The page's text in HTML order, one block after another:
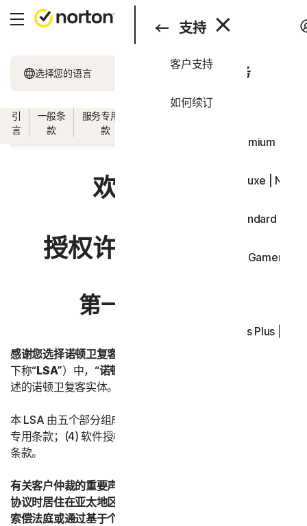
搜索
产品与服务
产品与服务
所有产品和服务
一体化套餐
Norton 360 Premium |
Norton 360 Deluxe |
Norton 360 Standard |
Norton 360 for Gamers |
Norton Antivirus Plus |
支持
客户支持
如何续订
选择您的语言
引
言
一般条
款
服务专用条
款
欢迎使用！
授权许可和服务协议
第一部分 - 引言
感谢您选择诺顿卫复客。
下称“LSA”）中，“诺顿卫复客
述的诺顿卫复客实体。
本 LSA 由五个部分组成：(1) 引言；(2) 一般条款；(3) 服务
专用条款；(4) 软件授权许可条款；以及 (5) 国家/地区专用
条款。
有关客户仲裁的重要声明 – 如果您在接受本授权许可和服务
协议时居住在亚太地区的任何国家/地区，则您同意通过小额
索偿法庭或通过基于个人的仲裁而不是正式的法律程序来解